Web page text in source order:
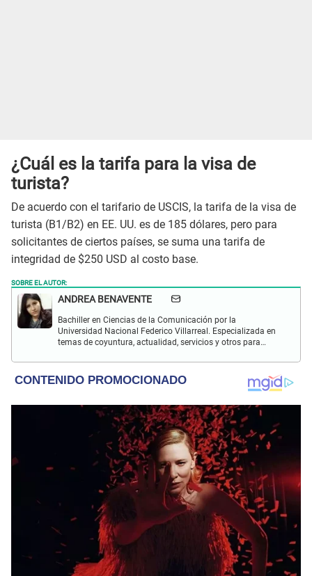
¿Cuál es la tarifa para la visa de
turista?
De acuerdo con el tarifario de USCIS, la tarifa de la visa de
turista (B1/B2) en EE. UU. es de 185 dólares, pero para
solicitantes de ciertos países, se suma una tarifa de
integridad de $250 USD al costo base.
SOBRE EL AUTOR:
ANDREA BENAVENTE
Bachiller en Ciencias de la Comunicación por la
Universidad Nacional Federico Villarreal. Especializada en
temas de coyuntura, actualidad, servicios y otros para